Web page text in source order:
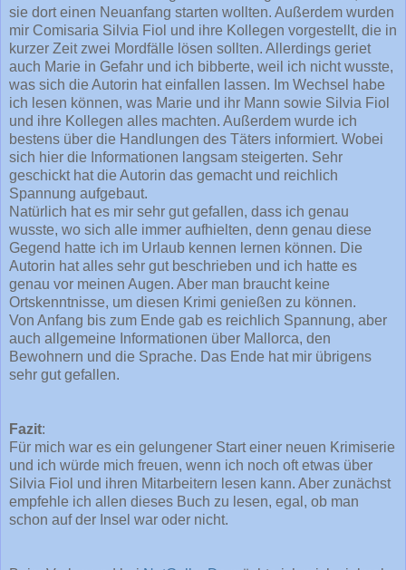
sie dort einen Neuanfang starten wollten. Außerdem wurden
mir Comisaria Silvia Fiol und ihre Kollegen vorgestellt, die in
kurzer Zeit zwei Mordfälle lösen sollten. Allerdings geriet
auch Marie in Gefahr und ich bibberte, weil ich nicht wusste,
was sich die Autorin hat einfallen lassen. Im Wechsel habe
ich lesen können, was Marie und ihr Mann sowie Silvia Fiol
und ihre Kollegen alles machten. Außerdem wurde ich
bestens über die Handlungen des Täters informiert. Wobei
sich hier die Informationen langsam steigerten. Sehr
geschickt hat die Autorin das gemacht und reichlich
Spannung aufgebaut.
Natürlich hat es mir sehr gut gefallen, dass ich genau
wusste, wo sich alle immer aufhielten, denn genau diese
Gegend hatte ich im Urlaub kennen lernen können. Die
Autorin hat alles sehr gut beschrieben und ich hatte es
genau vor meinen Augen. Aber man braucht keine
Ortskenntnisse, um diesen Krimi genießen zu können.
Von Anfang bis zum Ende gab es reichlich Spannung, aber
auch allgemeine Informationen über Mallorca, den
Bewohnern und die Sprache. Das Ende hat mir übrigens
sehr gut gefallen.
Fazit:
Für mich war es ein gelungener Start einer neuen Krimiserie
und ich würde mich freuen, wenn ich noch oft etwas über
Silvia Fiol und ihren Mitarbeitern lesen kann. Aber zunächst
empfehle ich allen dieses Buch zu lesen, egal, ob man
schon auf der Insel war oder nicht.